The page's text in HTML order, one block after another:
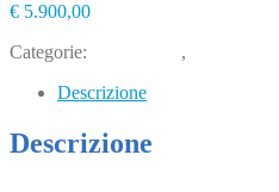
€ 5.900,00
Categorie:
,
Descrizione
Descrizione